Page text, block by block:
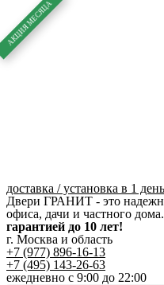
Перейти
содержимому
доставка / установка в 1 день
Двери ГРАНИТ - это
офиса, дачи и частного
гарантией до 10 лет!
г. Москва и область
+7 (977) 896-16-13
+7 (495) 143-26-63
ежедневно с 9:00 до 22:00